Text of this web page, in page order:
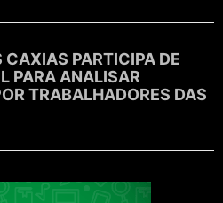
PARTICIPA DE
PARA ANALISAR
TRABALHADORES DAS